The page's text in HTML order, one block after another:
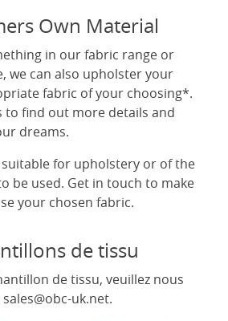
Own Material
in our fabric range or
we can also upholster your
fabric of your choosing*.
to find out more details and
dreams.
for upholstery or of the
be used. Get in touch to make
your chosen fabric.
de tissu
de tissu, veuillez nous
sales@obc-uk.net.